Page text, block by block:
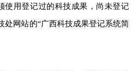
使用登记过的科技成果，尚未登记
处网站的“广西科技成果登记系统简